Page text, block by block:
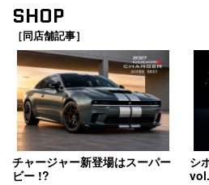
SHOP
［同店舗記事］
チャージャー新登場はスーパー
ビー !?
シ